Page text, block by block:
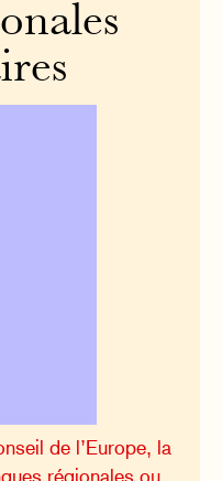
de l’Europe, la
régionales ou